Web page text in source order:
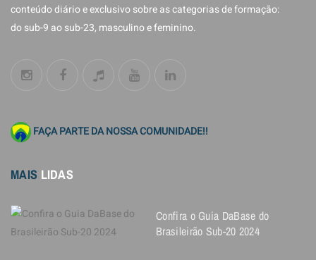
conteúdo diário e exclusivo sobre as categorias de formação:
do sub-9 ao sub-23, masculino e feminino.
FAÇA PARTE DA NOSSA COMUNIDADE!!
MAIS LIDAS
Confira o Guia DaBase do
Brasileirão Sub-20 2024